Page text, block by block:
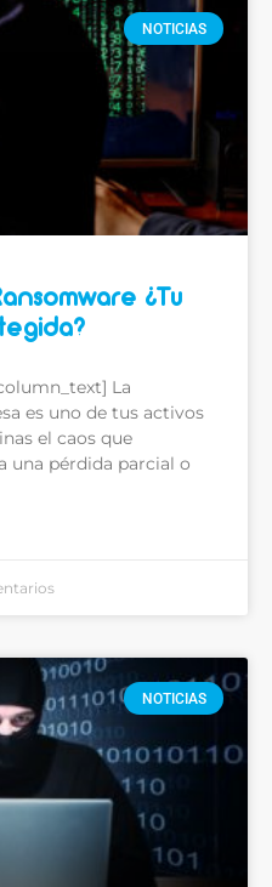
NOTICIAS
¿Tu
La
es uno de tus activos
el caos que
una pérdida parcial o
NOTICIAS